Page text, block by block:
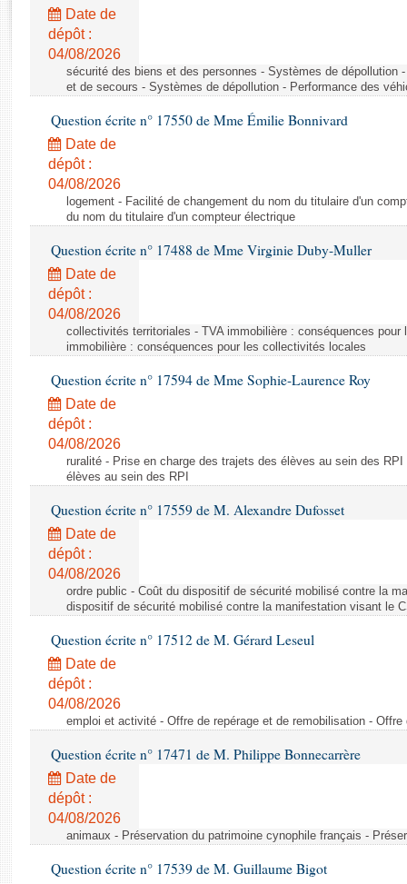
Rapports législatifs
Rapports sur l'application des lois
Baromètre de l’application des lois
Dossiers législatifs
Budget et sécurité sociale
Questions écrites et orales
Comptes rendus des débats
Date de
dépôt :
04/08/2026
sécurité des biens et des personnes - Systèmes de dépollution
et de secours - Systèmes de dépollution - Performance des
Question écrite n° 17550 de Mme Émilie Bonnivard
Date de
dépôt :
04/08/2026
logement - Facilité de changement du nom du titulaire d'un
du nom du titulaire d'un compteur électrique
Question écrite n° 17488 de Mme Virginie Duby-Muller
Date de
dépôt :
04/08/2026
collectivités territoriales - TVA immobilière : conséquences
immobilière : conséquences pour les collectivités locales
Question écrite n° 17594 de Mme Sophie-Laurence Roy
Date de
dépôt :
04/08/2026
ruralité - Prise en charge des trajets des élèves au sein des
élèves au sein des RPI
Question écrite n° 17559 de M. Alexandre Dufosset
Date de
dépôt :
04/08/2026
ordre public - Coût du dispositif de sécurité mobilisé contre la
dispositif de sécurité mobilisé contre la manifestation visant le
Question écrite n° 17512 de M. Gérard Leseul
Date de
dépôt :
04/08/2026
emploi et activité - Offre de repérage et de remobilisation -
Question écrite n° 17471 de M. Philippe Bonnecarrère
Date de
dépôt :
04/08/2026
animaux - Préservation du patrimoine cynophile français -
Question écrite n° 17539 de M. Guillaume Bigot